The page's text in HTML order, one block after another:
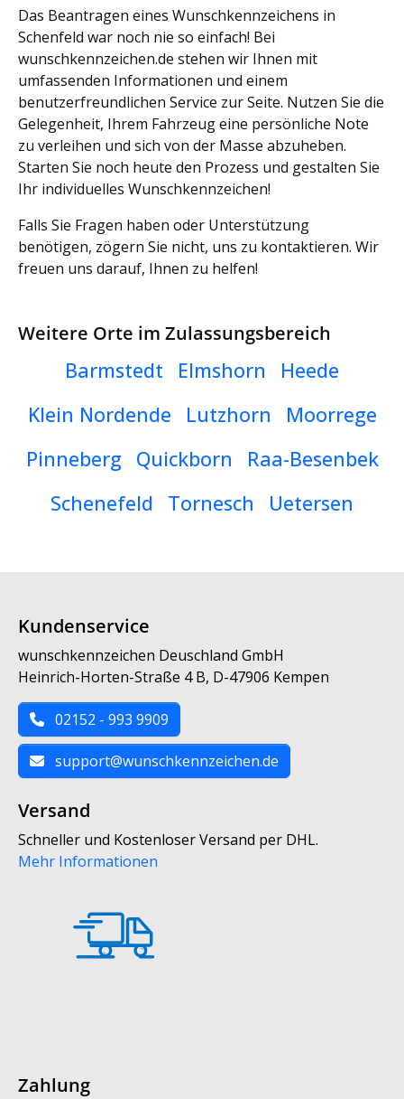
Das Beantragen eines Wunschkennzeichens in
Schenfeld war noch nie so einfach! Bei
wunschkennzeichen.de stehen wir Ihnen mit
umfassenden Informationen und einem
benutzerfreundlichen Service zur Seite. Nutzen Sie die
Gelegenheit, Ihrem Fahrzeug eine persönliche Note
zu verleihen und sich von der Masse abzuheben.
Starten Sie noch heute den Prozess und gestalten Sie
Ihr individuelles Wunschkennzeichen!
Falls Sie Fragen haben oder Unterstützung
benötigen, zögern Sie nicht, uns zu kontaktieren. Wir
freuen uns darauf, Ihnen zu helfen!
Weitere Orte im Zulassungsbereich
Barmstedt Elmshorn
Heede
Klein Nordende
Lutzhorn
Moorrege
Pinneberg
Quickborn
Raa-Besenbek
Schenefeld
Tornesch Uetersen
Kundenservice
wunschkennzeichen Deuschland GmbH
Heinrich-Horten-Straße 4 B, D-47906 Kempen
02152 - 993 9909
support@wunschkennzeichen.de
Versand
Schneller und Kostenloser Versand per DHL.
Mehr Informationen
Zahlung